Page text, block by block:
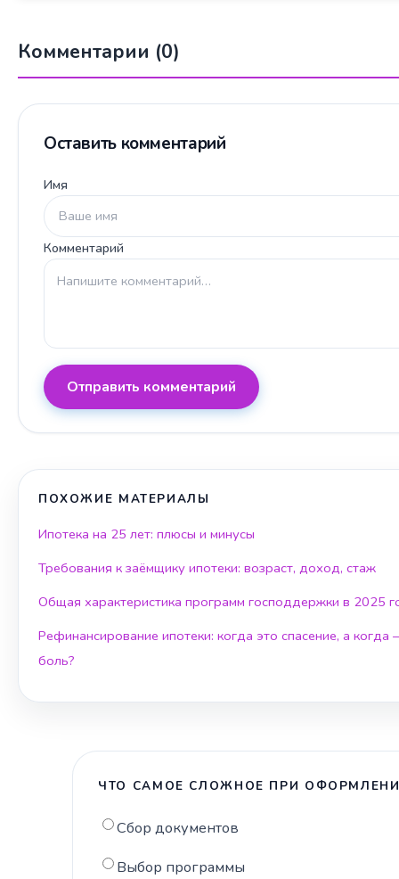
Комментарии (0)
Оставить комментарий
Имя
Комментарий
Отправить комментарий
ПОХОЖИЕ МАТЕРИАЛЫ
Ипотека на 25 лет: плюсы и минусы
Требования к заёмщику ипотеки: возраст, доход, стаж
Общая характеристика программ господдержки в 2025
Рефинансирование ипотеки: когда это спасение, а
боль?
ЧТО САМОЕ СЛОЖНОЕ ПРИ
Сбор документов
Выбор программы